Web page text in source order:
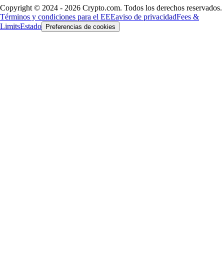
Copyright © 2024 - 2026 Crypto.com. Todos los derechos reservados.
Términos y condiciones para el EEEaviso de privacidadFees &
LimitsEstado Preferencias de cookies